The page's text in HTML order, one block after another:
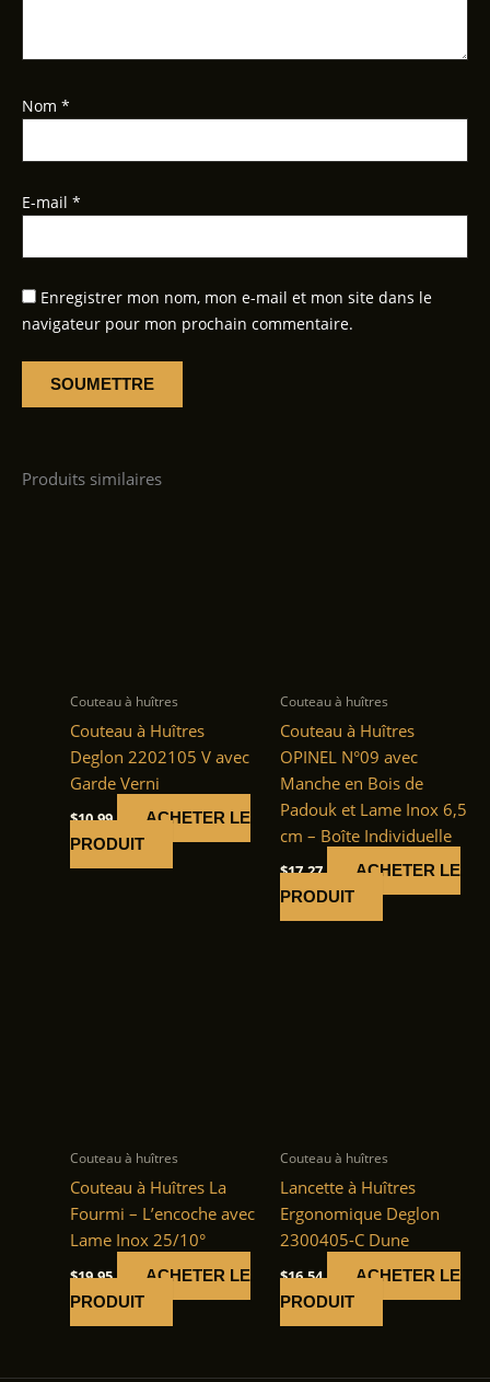
Nom *
E-mail *
Enregistrer mon nom, mon e-mail et mon site dans le
navigateur pour mon prochain commentaire.
Produits similaires
Couteau à huîtres
Couteau à Huîtres
Deglon 2202105 V avec
Garde Verni
$10.99
ACHETER LE
PRODUIT
Couteau à huîtres
Couteau à Huîtres
OPINEL N°09 avec
Manche en Bois de
Padouk et Lame Inox 6,5
cm – Boîte Individuelle
$17.27
ACHETER LE
PRODUIT
Couteau à huîtres
Couteau à Huîtres La
Fourmi – L’encoche avec
Lame Inox 25/10°
$19.95
ACHETER LE
PRODUIT
Couteau à huîtres
Lancette à Huîtres
Ergonomique Deglon
2300405-C Dune
$16.54
ACHETER LE
PRODUIT